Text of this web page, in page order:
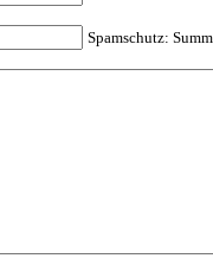
Spamschutz: